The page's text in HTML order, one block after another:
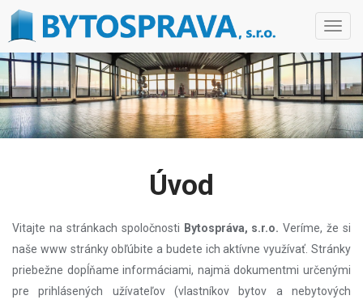
Úvod
Vitajte na stránkach spoločnosti Bytospráva, s.r.o. Veríme, že si
naše www stránky obľúbite a budete ich aktívne využívať. Stránky
priebežne dopĺňame informáciami, najmä dokumentmi určenými
pre prihlásených užívateľov (vlastníkov bytov a nebytových